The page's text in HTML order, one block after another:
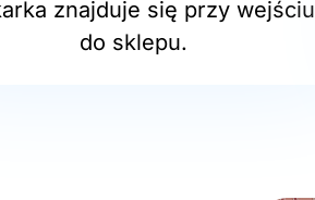
znajduje się przy wejściu
do sklepu.